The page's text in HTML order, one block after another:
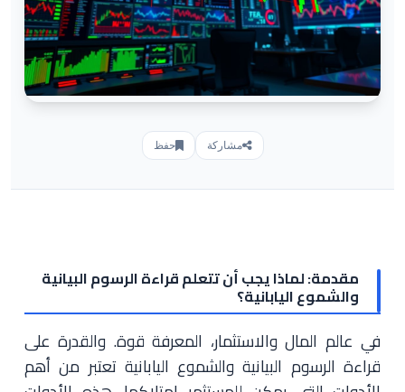
مشاركة حفظ
مقدمة: لماذا يجب أن تتعلم قراءة الرسوم البيانية
والشموع اليابانية؟
في عالم المال والاستثمار، المعرفة قوة. والقدرة على
قراءة الرسوم البيانية والشموع اليابانية تعتبر من أهم